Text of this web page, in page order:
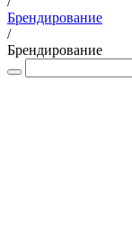
Брендирование
/
Брендирование